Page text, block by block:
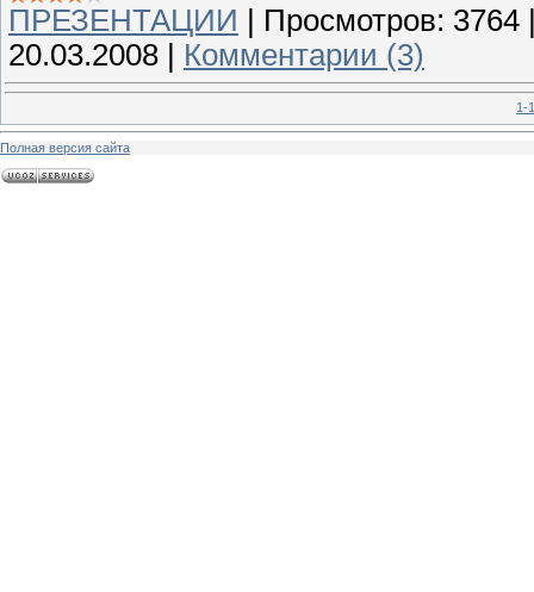
ПРЕЗЕНТАЦИИ Просмотров: 3764
20.03.2008
Комментарии (3)
1-
Полная версия сайта